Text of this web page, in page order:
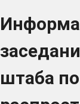
штаба